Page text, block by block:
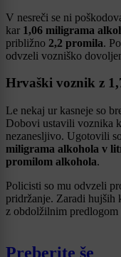
V nesreči se ni
kar 1,06 miligrama
približno 2,2 promila.
odvzeli vozniško
Hrvaški voznik z
Le nekaj ur kasneje so
Dobovi ustavili voznika
nezanesljivo. Ugotovili
miligrama alkohola v
promilom alkohola.
Policisti so mu odvzeli
pridržanje. Zaradi hujših
z obdolžilnim
Preberite še